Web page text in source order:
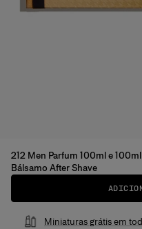
212 Men Parfum 100ml e 100ml
Bálsamo After Shave
Miniaturas grátis em